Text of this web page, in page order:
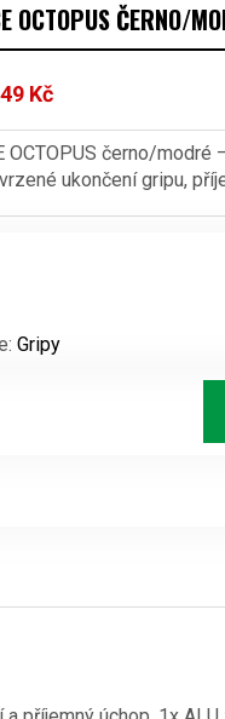
OCTOPUS ČERNO/
Kč
OCTOPUS černo/modré
ukončení gripu,
Gripy